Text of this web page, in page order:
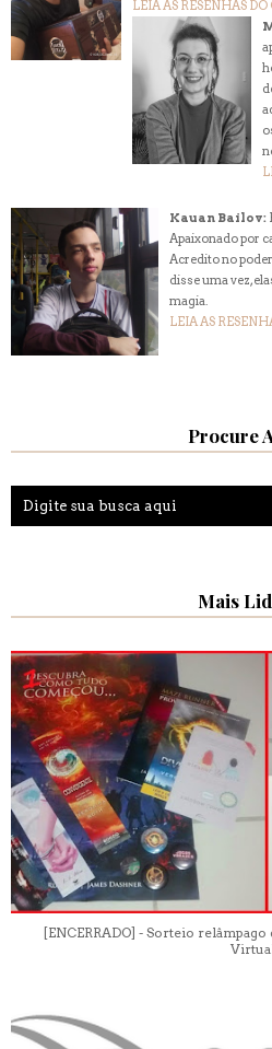
LEIA AS RESENHAS DO
Kauan Bailov:
Apaixonado por
Acredito no
disse uma vez,
magia.
LEIA AS
Procure
Mais
[ENCERRADO] - Sorteio